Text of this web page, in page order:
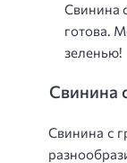
Свинина
готова.
зеленью!
Свинина
Свинина с